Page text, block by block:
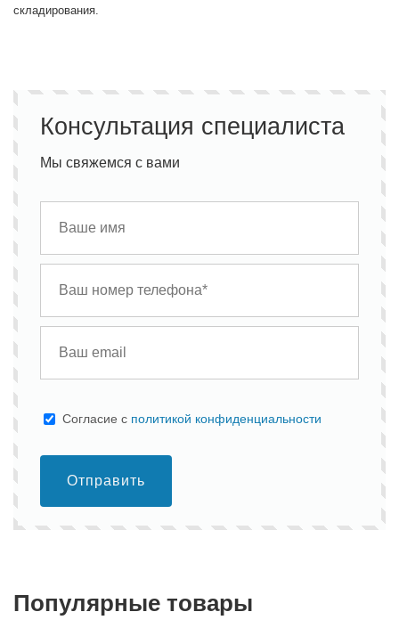
складирования.
Консультация специалиста
Мы свяжемся с вами
Cогласие с политикой конфиденциальности
Отправить
Популярные товары